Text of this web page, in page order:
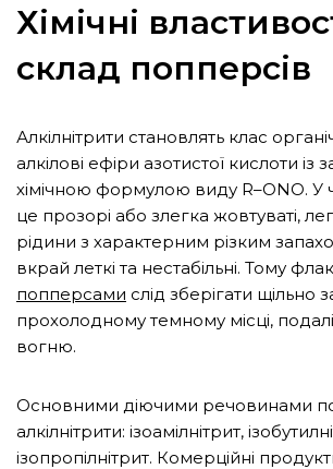
Хімічні
склад попперсів
Алкілнітрити становлять клас
алкілові ефіри азотистої кислоти із
хімічною формулою виду R–ONO. У
це прозорі або злегка жовтуваті,
рідини з характерним різким
вкрай леткі та нестабільні. Тому
попперсами слід зберігати щільно
прохолодному темному місці,
вогню.
Основними діючими речовинами
алкілнітрити: ізоамілнітрит,
ізопропілнітрит. Комерційні